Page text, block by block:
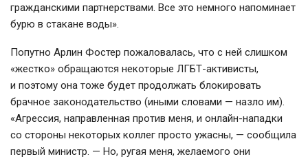
гражданскими партнерствами. Все это немного напоминает
бурю в стакане воды».
Попутно Арлин Фостер пожаловалась, что с ней слишком
«жестко» обращаются некоторые ЛГБТ-активисты,
и поэтому она тоже будет продолжать блокировать
брачное законодательство (иными словами — назло им).
«Агрессия, направленная против меня, и онлайн-нападки
со стороны некоторых коллег просто ужасны, — сообщила
первый министр. — Но, ругая меня, желаемого они